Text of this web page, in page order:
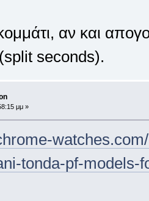
αν και
seconds).
μμ »
tonda-pf-models-